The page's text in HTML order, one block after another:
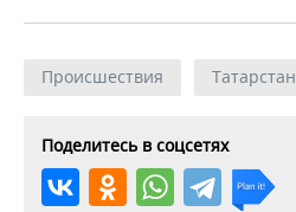
Происшествия Татарстан
Поделитесь в соцсетях